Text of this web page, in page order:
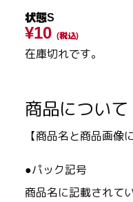
状態S
¥10 (税込)
在庫切れです。
商品について
【商品名と商品画像
●パック記号
商品名に記載されて